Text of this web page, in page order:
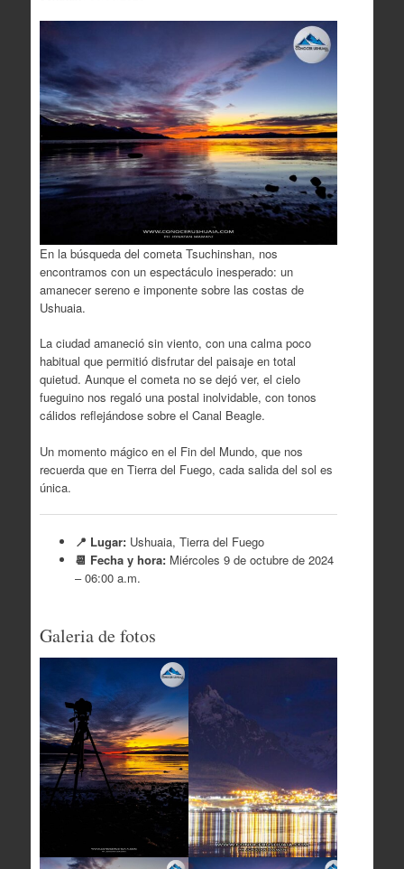
En la búsqueda del cometa Tsuchinshan, nos
encontramos con un espectáculo inesperado: un
amanecer sereno e imponente sobre las costas de
Ushuaia.
La ciudad amaneció sin viento, con una calma poco
habitual que permitió disfrutar del paisaje en total
quietud. Aunque el cometa no se dejó ver, el cielo
fueguino nos regaló una postal inolvidable, con tonos
cálidos reflejándose sobre el Canal Beagle.
Un momento mágico en el Fin del Mundo, que nos
recuerda que en Tierra del Fuego, cada salida del sol es
única.
📍 Lugar:Ushuaia, Tierra del Fuego
📆 Fecha y hora:Miércoles 9 de octubre de 2024
– 06:00 a.m.
Galeria de fotos